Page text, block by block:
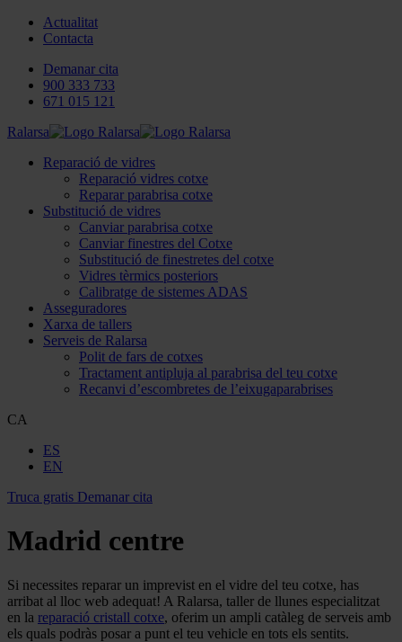
Actualitat
Contacta
Demanar cita
900 333 733
671 015 121
Ralarsa
Reparació de vidres
Reparació vidres cotxe
Reparar parabrisa cotxe
Substitució de vidres
Canviar parabrisa cotxe
Canviar finestres del Cotxe
Substitució de finestretes del cotxe
Vidres tèrmics posteriors
Calibratge de sistemes ADAS
Asseguradores
Xarxa de tallers
Serveis de Ralarsa
Polit de fars de cotxes
Tractament antipluja al parabrisa del teu cotxe
Recanvi d’escombretes de l’eixugaparabrises
CA
ES
EN
Truca gratis Demanar cita
Madrid centre
Si necessites reparar un imprevist en el vidre del teu cotxe, has
arribat al lloc web adequat! A Ralarsa, taller de llunes especialitzat
en la reparació cristall cotxe, oferim un ampli catàleg de serveis amb
els quals podràs posar a punt el teu vehicle en tots els sentits.